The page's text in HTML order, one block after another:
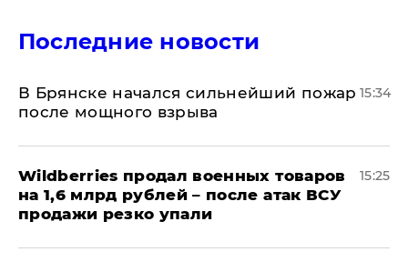
Последние новости
В Брянске начался сильнейший пожар
после мощного взрыва
15:34
​Wildberries продал военных товаров
на 1,6 млрд рублей – после атак ВСУ
продажи резко упали
15:25